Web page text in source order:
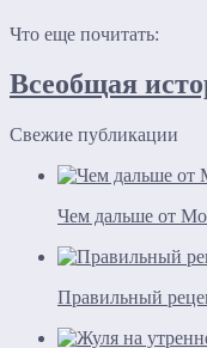
Что еще почитать:
Всеобщая
Свежие публикации
Чем дальше от
Правильный